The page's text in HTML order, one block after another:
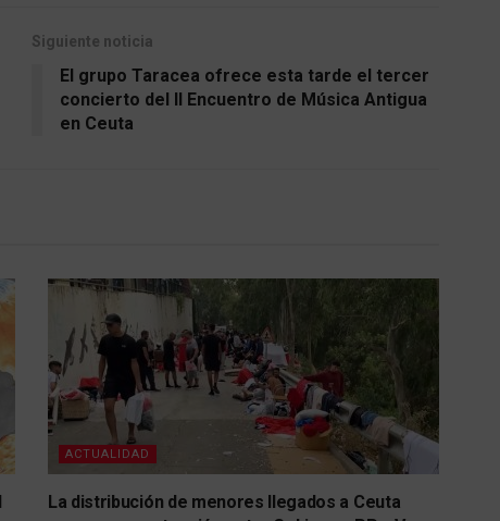
Siguiente noticia
El grupo Taracea ofrece esta tarde el tercer
concierto del II Encuentro de Música Antigua
en Ceuta
ACTUALIDAD
La distribución de menores llegados a Ceuta